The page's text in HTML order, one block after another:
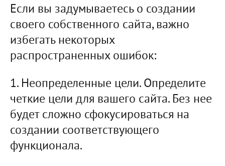
Если вы задумываетесь о создании
своего собственного сайта, важно
избегать некоторых
распространенных ошибок:
1. Неопределенные цели. Определите
четкие цели для вашего сайта. Без нее
будет сложно сфокусироваться на
создании соответствующего
функционала.